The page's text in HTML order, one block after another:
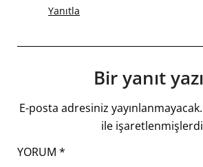
Yanıtla
Bir yanıt
E-posta adresiniz yayınlanmayacak.
ile
YORUM *